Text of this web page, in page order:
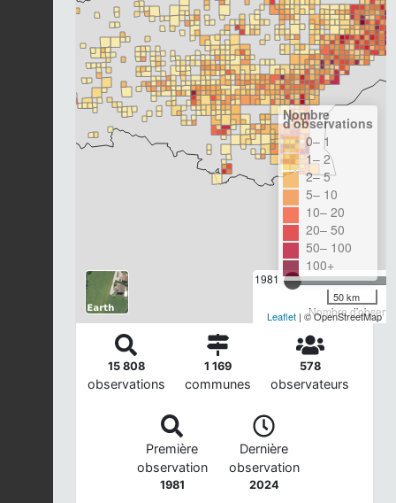
1981
Nombre
Nombre
d'observations
0– 1
1– 2
2– 5
5– 10
10– 20
20– 50
50– 100
100+
50 km
Leaflet | © OpenStreetMap
15 808
observations
1 169
communes
578
observateurs
Première
observation
1981
Dernière
observation
2024